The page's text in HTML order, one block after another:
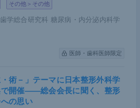
その他＞その他
学総合研究科 糖尿病・内分泌内科学
医師・歯科医師限定
・術－」テーマに日本整形外科学
で開催――総会会長に聞く、整形
の思い